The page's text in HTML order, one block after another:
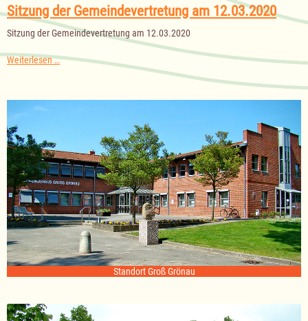
für
den
öffentlichen
Verkehr
Sitzung der Gemeindevertretung am 12.03.2020
Sitzung der Gemeindevertretung am 12.03.2020
Weiterlesen …Sitzung
12.03.2020
Standort Groß Grönau